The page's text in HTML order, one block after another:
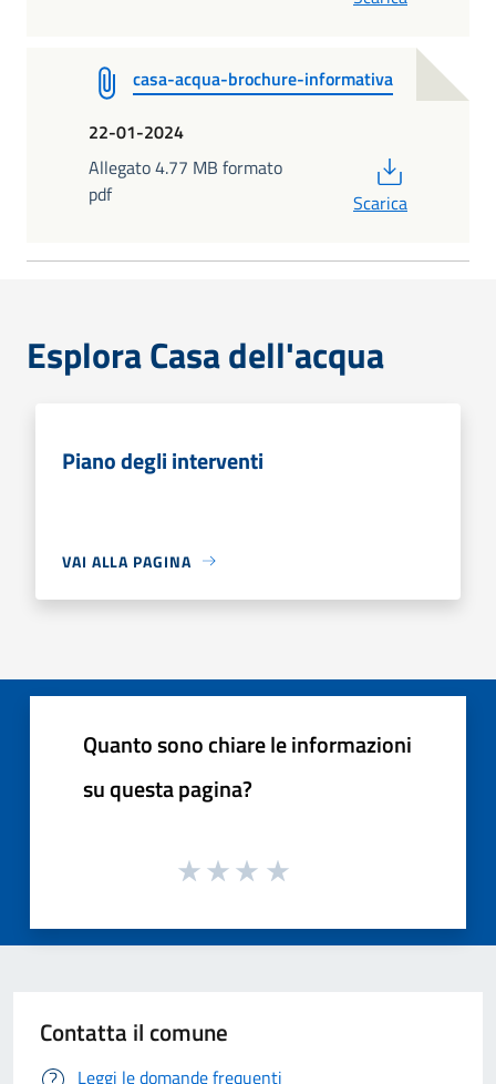
casa-acqua-brochure-informativa
22-01-2024
Allegato 4.77 MB formato
pdf
Scarica
Esplora Casa dell'acqua
Piano degli interventi
VAI ALLA PAGINA
Quanto sono chiare le informazioni
su questa pagina?
Contatta il comune
Leggi le domande frequenti